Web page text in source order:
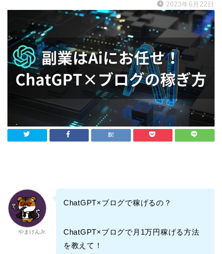
2023年6月22日
やまけんJr.
ChatGPT×ブログで稼げるの？
ChatGPT×ブログで月1万円稼げる方法
を教えて！